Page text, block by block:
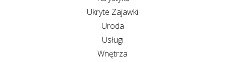
Ukryte Zajawki
Uroda
Usługi
Wnętrza